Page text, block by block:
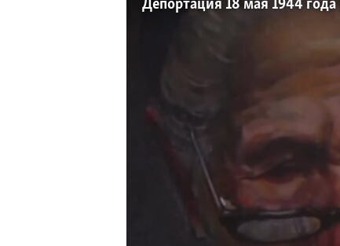
Депортация 18 мая 1944